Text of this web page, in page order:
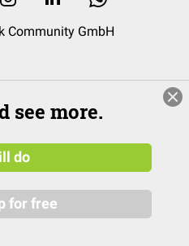
Community GmbH
see more.
do
for free